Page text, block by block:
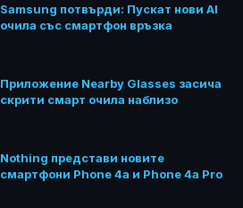
Samsung потвърди: Пускат нови AI
очила със смартфон връзка
Приложение Nearby Glasses засича
скрити смарт очила наблизо
Nothing представи новите
смартфони Phone 4a и Phone 4a Pro